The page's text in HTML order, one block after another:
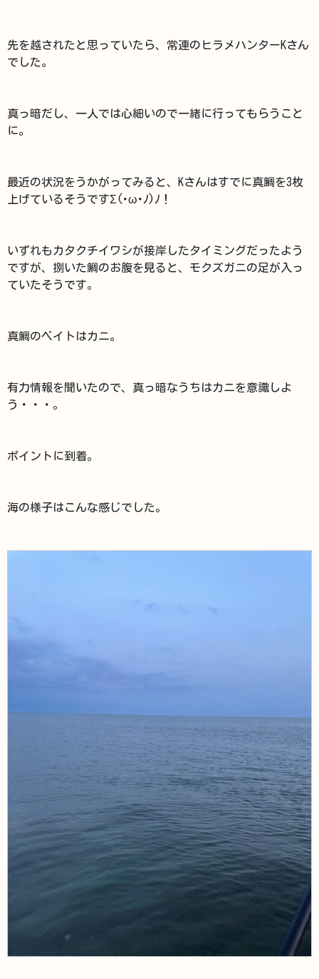
先を越されたと思っていたら、常連のヒラメハンターKさん
でした。
真っ暗だし、一人では心細いので一緒に行ってもらうこと
に。
最近の状況をうかがってみると、Kさんはすでに真鯛を3枚
上げているそうですΣ(･ω･ﾉ)ﾉ！
いずれもカタクチイワシが接岸したタイミングだったよう
ですが、捌いた鯛のお腹を見ると、モクズガニの足が入っ
ていたそうです。
真鯛のベイトはカニ。
有力情報を聞いたので、真っ暗なうちはカニを意識しよ
う・・・。
ポイントに到着。
海の様子はこんな感じでした。